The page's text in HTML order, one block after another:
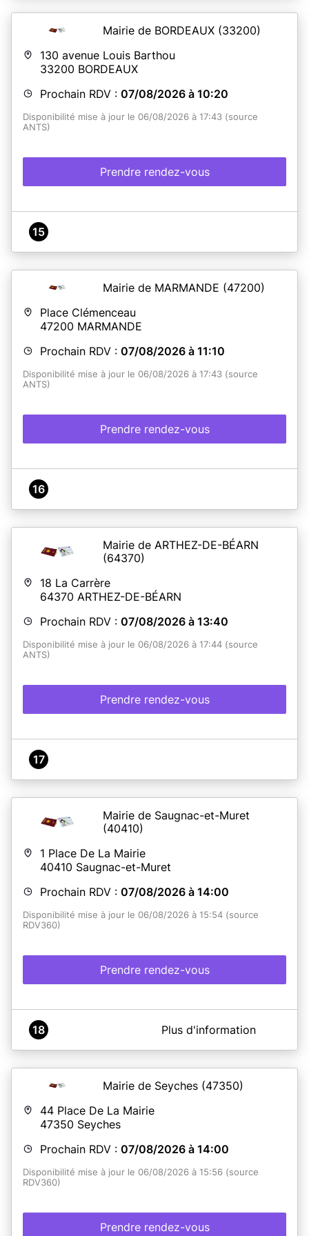
Mairie de BORDEAUX (33200)
130 avenue Louis Barthou
33200 BORDEAUX
Prochain RDV : 07/08/2026 à 10:20
Disponibilité mise à jour le 06/08/2026 à 17:43 (source
ANTS)
Prendre rendez-vous
15
Mairie de MARMANDE (47200)
Place Clémenceau
47200 MARMANDE
Prochain RDV : 07/08/2026 à 11:10
Disponibilité mise à jour le 06/08/2026 à 17:43 (source
ANTS)
Prendre rendez-vous
16
Mairie de ARTHEZ-DE-BÉARN
(64370)
18 La Carrère
64370 ARTHEZ-DE-BÉARN
Prochain RDV : 07/08/2026 à 13:40
Disponibilité mise à jour le 06/08/2026 à 17:44 (source
ANTS)
Prendre rendez-vous
17
Mairie de Saugnac-et-Muret
(40410)
1 Place De La Mairie
40410 Saugnac-et-Muret
Prochain RDV : 07/08/2026 à 14:00
Disponibilité mise à jour le 06/08/2026 à 15:54 (source
RDV360)
Prendre rendez-vous
A propos de Mairie de Saugnac-et-Muret
En savoir plus
18 Plus d'information
Mairie de Seyches (47350)
44 Place De La Mairie
47350 Seyches
Prochain RDV : 07/08/2026 à 14:00
Disponibilité mise à jour le 06/08/2026 à 15:56 (source
RDV360)
Prendre rendez-vous